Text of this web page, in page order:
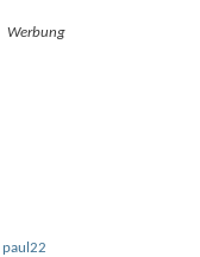
Werbung
paul22